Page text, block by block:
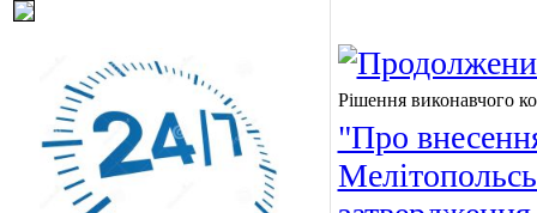
Рішення виконавчого
"Про